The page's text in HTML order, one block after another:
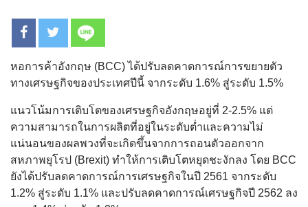
หอการค้าอังกฤษ (BCC) ได้ปรับลดคาดการณ์การขยายตัว
ทางเศรษฐกิจของประเทศปีนี้ จากระดับ 1.6% สู่ระดับ 1.5%
แนวโน้มการเติบโตของเศรษฐกิจอังกฤษอยู่ที่ 2-2.5% แต่
ความสามารถในการผลิตที่อยู่ในระดับต่ำและความไม่
แน่นอนของผลพวงที่จะเกิดขึ้นจากการถอนตัวออกจาก
สหภาพยุโรป (Brexit) ทำให้การเติบโตหยุดชะงักลง โดย BCC
ยังได้ปรับลดคาดการณ์การเศรษฐกิจในปี 2561 จากระดับ
1.2% สู่ระดับ 1.1% และปรับลดคาดการณ์เศรษฐกิจปี 2562 ลง